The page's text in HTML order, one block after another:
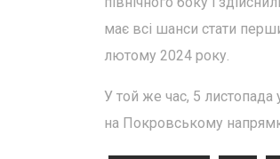
має всі шанси стати
лютому 2024 року.
У той же час, 5 листопада
на Покровському